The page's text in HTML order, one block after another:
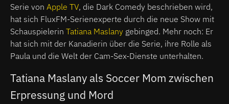
Serie von Apple TV, die Dark Comedy beschrieben wird,
hat sich FluxFM-Serienexperte durch die neue Show mit
Schauspielerin Tatiana Maslany gebinged. Mehr noch: Er
hat sich mit der Kanadierin über die Serie, ihre Rolle als
Paula und die Welt der Cam-Sex-Dienste unterhalten.
Tatiana Maslany als Soccer Mom zwischen
Erpressung und Mord